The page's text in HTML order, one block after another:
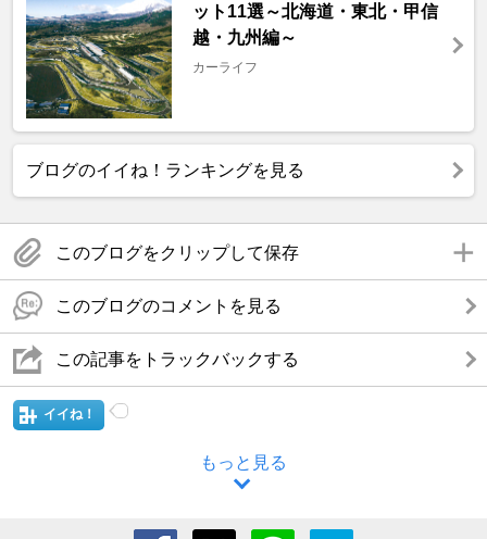
ット11選～北海道・東北・甲信
越・九州編～
カーライフ
ブログのイイね！ランキングを見る
このブログをクリップして保存
このブログのコメントを見る
この記事をトラックバックする
イイね！
もっと見る